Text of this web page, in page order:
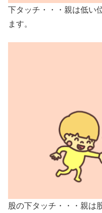
下タッチ・・・親は低い
ます。
股の下タッチ・・・親は